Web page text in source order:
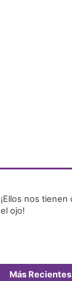
¡Ellos nos
el ojo!
Más Recientes